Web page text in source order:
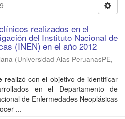
realizados en el
del Instituto Nacional de
(INEN) en el año 2012
(Universidad Alas PeruanasPE,
realizó con el objetivo de identificar
en el Departamento de
de Enfermedades Neoplásicas
...